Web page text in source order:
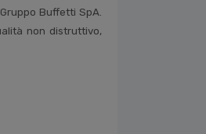
Buffetti SpA.
non distruttivo,